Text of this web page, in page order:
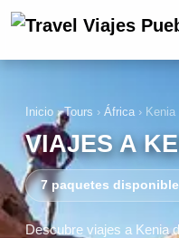
Inicio ›Tours › África › Kenia
VIAJES A
7 paquetes
Descubre viajes a Kenia